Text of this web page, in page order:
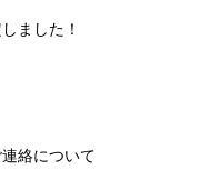
ました！
絡について